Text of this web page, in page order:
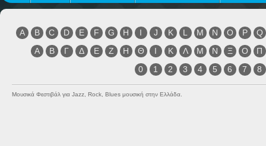
A B C D E F G H I J K L M N O P
Q
Α
Β Γ Δ Ε Ζ Η Θ Ι Κ Λ Μ Ν Ξ Ο
Π
0
1 2 3 4 5 6 7 8
Μουσικά Φεστιβάλ για Jazz, Rock, Blues μουσική στην Ελλάδα.